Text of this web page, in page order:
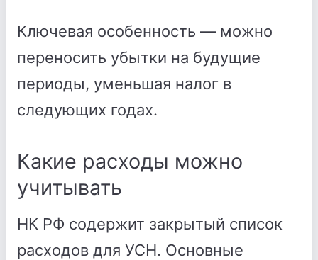
Ключевая особенность — можно
переносить убытки на будущие
периоды, уменьшая налог в
следующих годах.
Какие расходы можно
учитывать
НК РФ содержит закрытый список
расходов для УСН. Основные